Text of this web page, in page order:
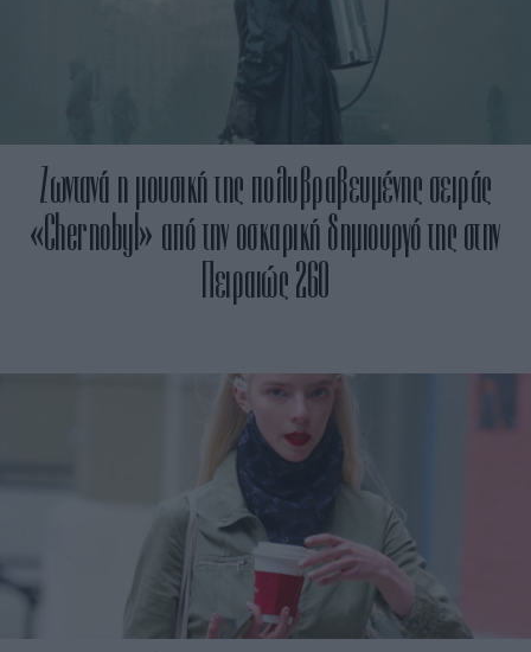
Ζωντανά η μουσική της πολυβραβευμένης σειράς
«Chernobyl» από την οσκαρική δημιουργό της στην
Πειραιώς 260